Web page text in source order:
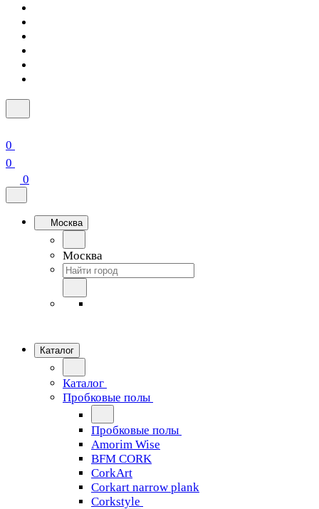
0
0
0
Москва
Москва
Каталог
Каталог
Пробковые полы
Пробковые полы
Amorim Wise
BFM CORK
CorkArt
Corkart narrow plank
Corkstyle